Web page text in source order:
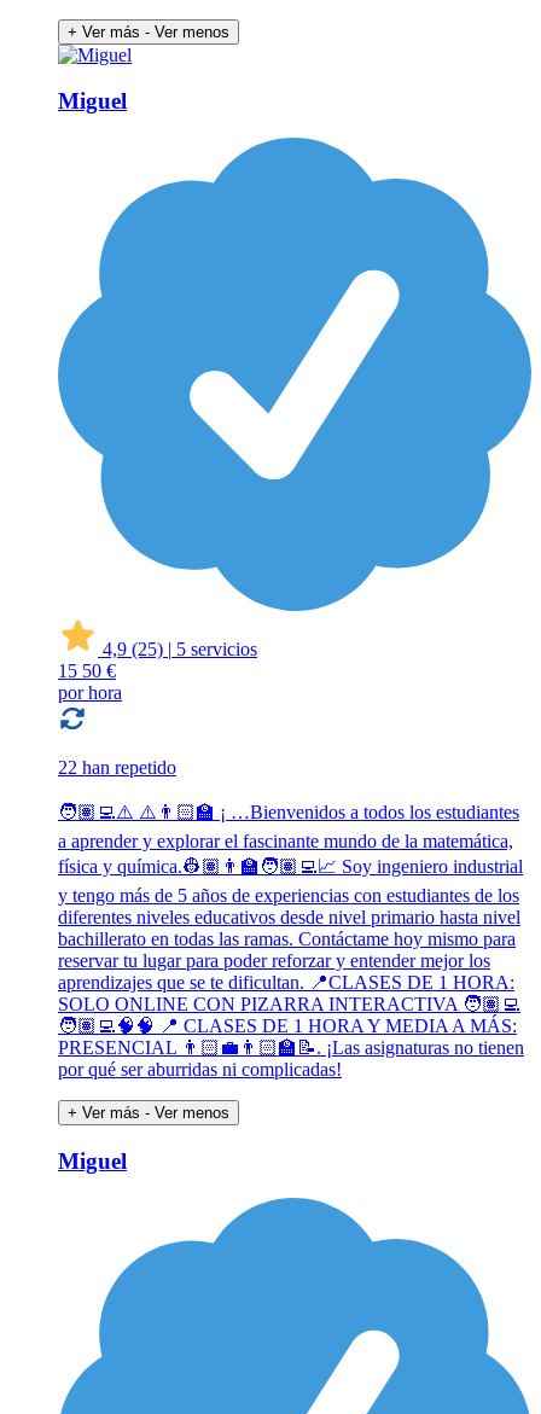
+ Ver más - Ver menos
Miguel
4,9 (25) | 5 servicios
15 50 €
por hora
22 han repetido
🧑🏽‍💻⚠️ ⚠️👨🏻‍🏫 ¡ …Bienvenidos a todos los estudiantes
a aprender y explorar el fascinante mundo de la matemática,
física y química.👷🏽👨‍🏫🧑🏽‍💻📈 Soy ingeniero industrial
y tengo más de 5 años de experiencias con estudiantes de los
diferentes niveles educativos desde nivel primario hasta nivel
bachillerato en todas las ramas. Contáctame hoy mismo para
reservar tu lugar para poder reforzar y entender mejor los
aprendizajes que se te dificultan. 📍CLASES DE 1 HORA:
SOLO ONLINE CON PIZARRA INTERACTIVA 🧑🏽‍💻
🧑🏽‍💻🧠🧠 📍 CLASES DE 1 HORA Y MEDIA A MÁS:
PRESENCIAL 👨🏻‍💼👨🏻‍🏫📝. ¡Las asignaturas no tienen
por qué ser aburridas ni complicadas!
+ Ver más - Ver menos
Miguel